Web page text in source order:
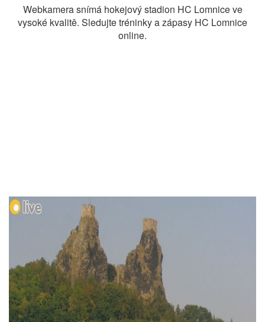
Webkamera snímá hokejový stadion HC Lomnice ve
vysoké kvalitě. Sledujte tréninky a zápasy HC Lomnice
online.